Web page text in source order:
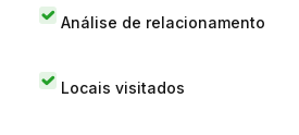
Análise de relacionamento
Locais visitados